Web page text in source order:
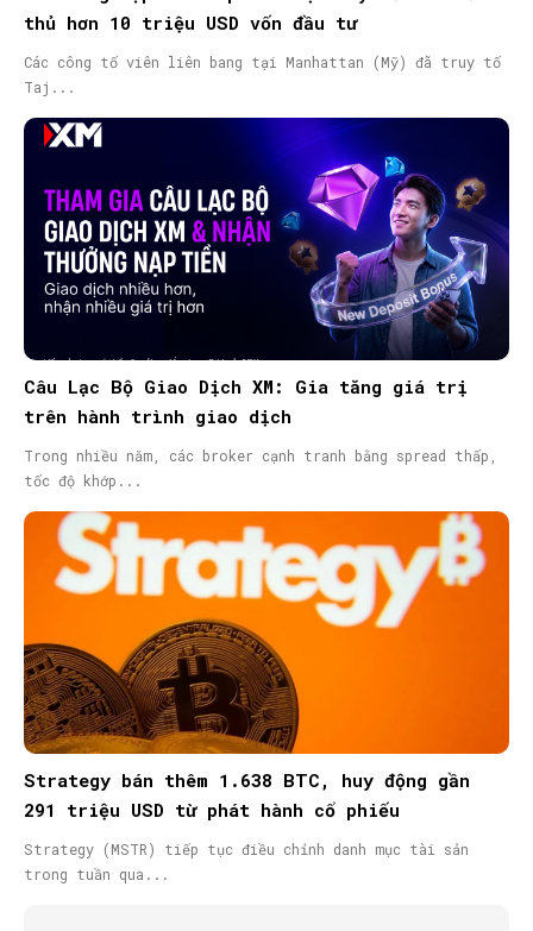
thủ hơn 10 triệu USD vốn đầu tư
Các công tố viên liên bang tại Manhattan (Mỹ) đã truy tố
Taj...
Câu Lạc Bộ Giao Dịch XM: Gia tăng giá trị
trên hành trình giao dịch
Trong nhiều năm, các broker cạnh tranh bằng spread thấp,
tốc độ khớp...
Strategy bán thêm 1.638 BTC, huy động gần
291 triệu USD từ phát hành cổ phiếu
Strategy (MSTR) tiếp tục điều chỉnh danh mục tài sản
trong tuần qua...